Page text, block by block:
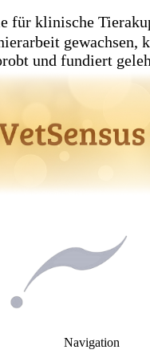
für klinische
gewachsen,
und fundiert
Navigation